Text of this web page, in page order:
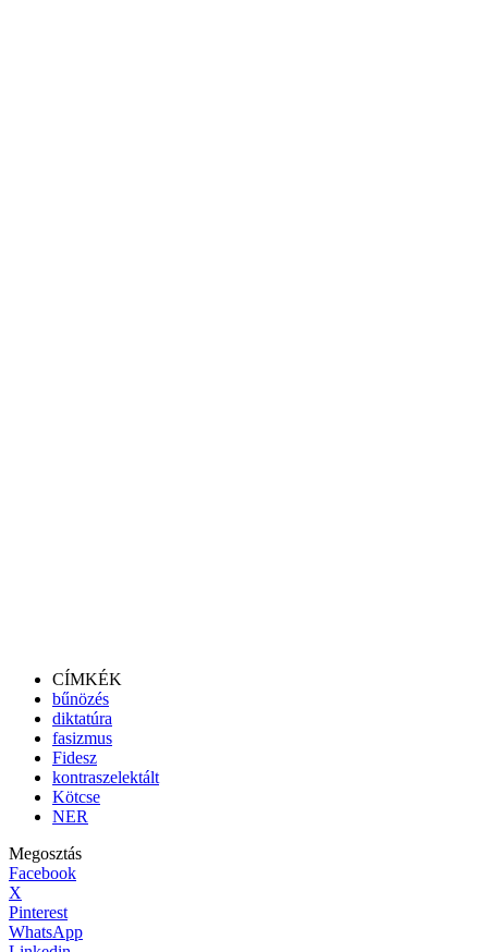
CÍMKÉK
bűnözés
diktatúra
fasizmus
Fidesz
kontraszelektált
Kötcse
NER
Megosztás
Facebook
X
Pinterest
WhatsApp